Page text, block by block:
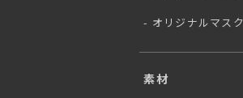
オリジナルマスク
素材